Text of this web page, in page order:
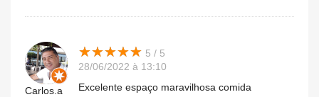
Carlos.a
★★★★★
★★★★★ 5 / 5
28/06/2022 à 13:10
Excelente espaço maravilhosa comida